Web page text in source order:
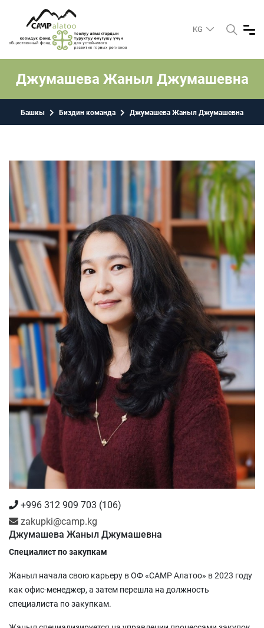
KG
Джумашева Жаныл Джумашевна
Башкы Биздин команда Джумашева Жаныл Джумашевна
+996 312 909 703 (106)
zakupki@camp.kg
Джумашева Жаныл Джумашевна
Специалист по закупкам
Жаныл начала свою карьеру в ОФ «САМР Алатоо» в 2023 году
как офис-менеджер, а затем перешла на должность
специалиста по закупкам.